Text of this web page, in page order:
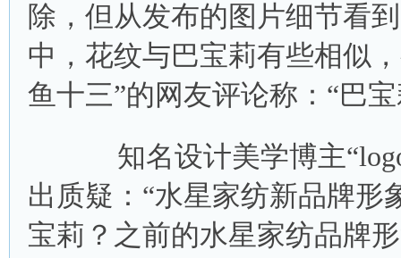
除，但从发布的图片细节看
中，花纹与巴宝莉有些相似
鱼十三”的网友评论称：“巴
知名设计美学博主
出质疑：“水星家纺新品牌形
宝莉？之前的水星家纺品牌